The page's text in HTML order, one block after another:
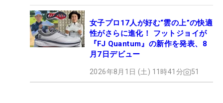
女子プロ17人が好む“雲の上”の快適
性がさらに進化！ フットジョイが
『FJ Quantum』の新作を発表、8
月7日デビュー
2026年8月1日 (土) 11時41分 51